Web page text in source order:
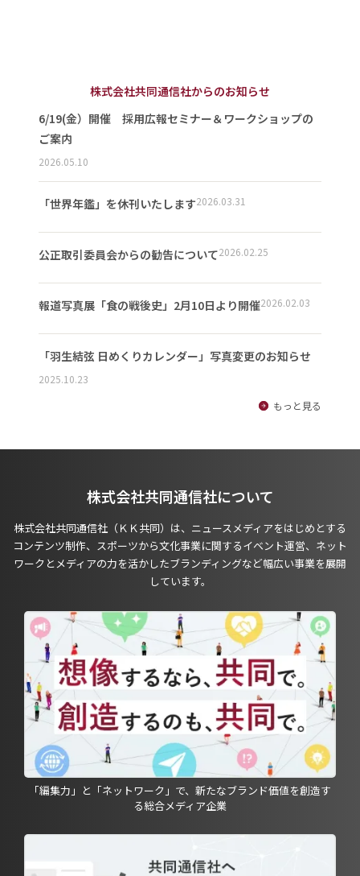
株式会社共同通信社からのお知らせ
6/19(金）開催 採用広報セミナー＆ワークショップの
ご案内
2026.05.10
「世界年鑑」を休刊いたします2026.03.31
公正取引委員会からの勧告について2026.02.25
報道写真展「食の戦後史」2月10日より開催2026.02.03
「羽生結弦 日めくりカレンダー」写真変更のお知らせ
2025.10.23
もっと見る
株式会社共同通信社について
株式会社共同通信社（ＫＫ共同）は、ニュースメディアをはじめとする
コンテンツ制作、スポーツから文化事業に関するイベント運営、ネット
ワークとメディアの力を活かしたブランディングなど幅広い事業を展開
しています。
「編集力」と「ネットワーク」で、新たなブランド価値を創造す
る総合メディア企業